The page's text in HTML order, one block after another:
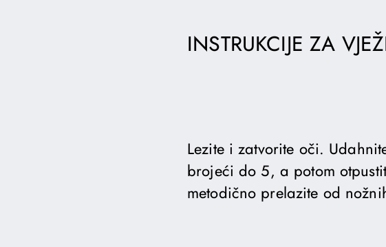
INSTRUKCIJE ZA
Lezite i zatvorite oči.
brojeći do 5, a potom
metodično prelazite od